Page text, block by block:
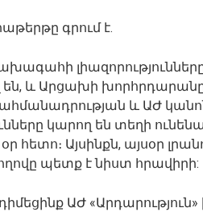
գրում է.
են, և Արցախի
և ԱԺ
կարող են տեղի
օր հետո։ Այսինքն, այսօր
պետք է նիստ հրավիրի:
ԱԺ